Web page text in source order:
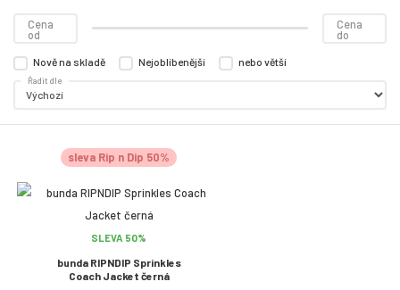
Cena
od
Cena
do
Nově na skladě Nejoblíbenější nebo větší
Řadit dle
sleva Rip n Dip 50%
SLEVA 50%
bunda RIPNDIP Sprinkles
Coach Jacket černá